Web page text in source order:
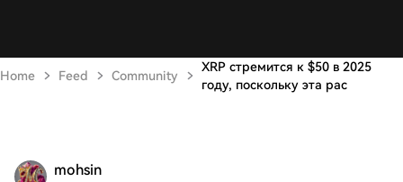
Home Feed Community
XRP стремится к $50 в 2025
году, поскольку эта рас
mohsin